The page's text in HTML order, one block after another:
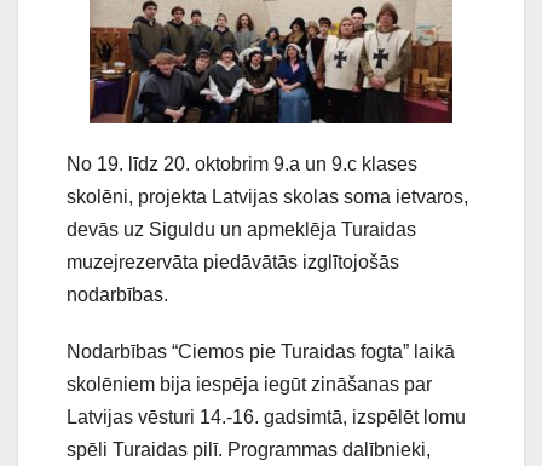
No 19. līdz 20. oktobrim 9.a un 9.c klases
skolēni, projekta Latvijas skolas soma ietvaros,
devās uz Siguldu un apmeklēja Turaidas
muzejrezervāta piedāvātās izglītojošās
nodarbības.
Nodarbības “Ciemos pie Turaidas fogta” laikā
skolēniem bija iespēja iegūt zināšanas par
Latvijas vēsturi 14.-16. gadsimtā, izspēlēt lomu
spēli Turaidas pilī. Programmas dalībnieki,